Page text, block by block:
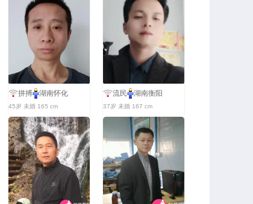
拼搏 湖南怀化
45岁 未婚 165 cm
流民 湖南衡阳
37岁 未婚 167 cm